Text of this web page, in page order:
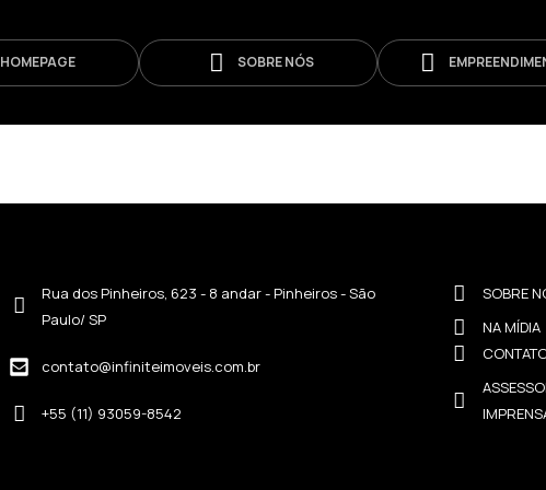
HOMEPAGE SOBRE NÓS
Rua dos Pinheiros, 623 - 8 andar - Pinheiros - São
Paulo/ SP
contato@infiniteimoveis.com.br
+55 (11) 93059-8542
SOBRE
NA MÍDIA